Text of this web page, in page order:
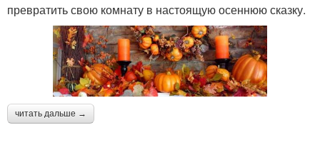
превратить свою комнату в настоящую осеннюю сказку.
читать дальше →